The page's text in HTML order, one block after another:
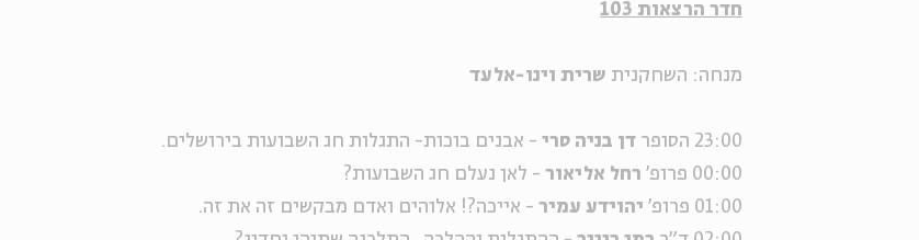
חדר הרצאות 103
מנחה: השחקנית שרית וינו-אלעד
23:00 הסופר דן בניה סרי - אבנים בוכות- התגלות חג השבועות בירושלים.
00:00 פרופ'
רחל אליאור - לאן נעלם חג השבועות?
01:00 פרופ'
יהוידע עמיר - אייכה?! אלוהים ואדם מבקשים זה את זה.